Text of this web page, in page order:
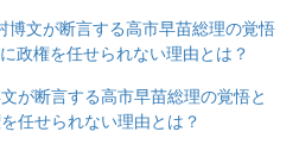
が断言する高市早苗総理の覚悟と
任せられない理由とは？